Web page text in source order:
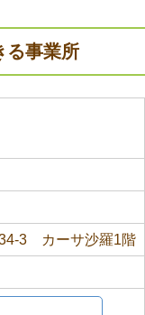
る事業所
3 カーサ沙羅1階